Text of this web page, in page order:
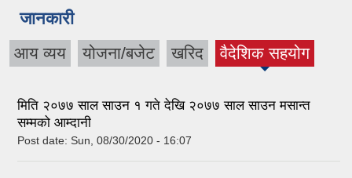
जानकारी
आय व्यय योजना/बजेट खरिद वैदेशिक सहयोग
(active tab)
मिति २०७७ साल साउन १ गते देखि २०७७ साल साउन मसान्त
सम्मको आम्दानी
Post date: Sun, 08/30/2020 - 16:07